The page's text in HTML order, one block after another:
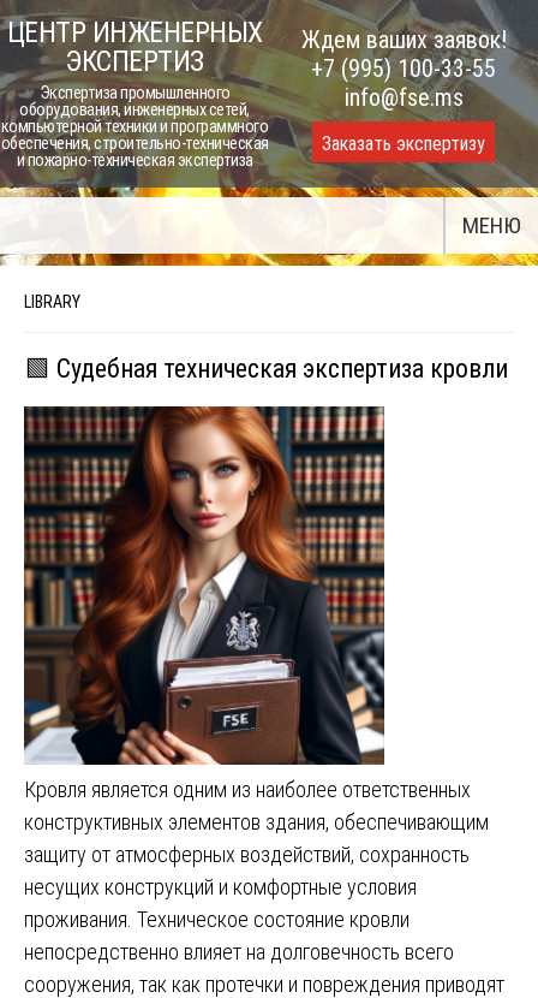
Skip
to
content
ЦЕНТР ИНЖЕНЕРНЫХ
ЭКСПЕРТИЗ
Экспертиза промышленного
оборудования, инженерных сетей,
компьютерной техники и программного
обеспечения, строительно-техническая
и пожарно-техническая экспертиза
Ждем ваших заявок!
+7 (995) 100-33-55
info@fse.ms
Заказать экспертизу
МЕНЮ
LIBRARY
🟩 Судебная техническая экспертиза кровли
Кровля является одним из наиболее ответственных
конструктивных элементов здания, обеспечивающим
защиту от атмосферных воздействий, сохранность
несущих конструкций и комфортные условия
проживания. Техническое состояние кровли
непосредственно влияет на долговечность всего
сооружения, так как протечки и повреждения приводят